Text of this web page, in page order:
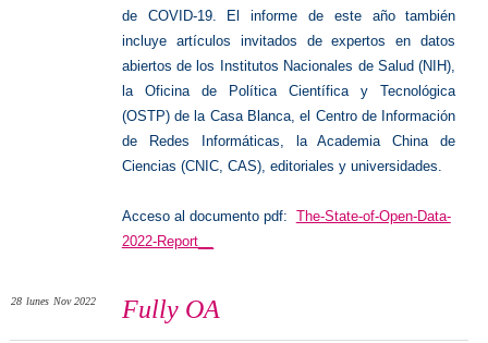
de COVID-19.
El informe de este año también
incluye artículos invitados de expertos en datos
abiertos de los Institutos Nacionales de Salud (NIH),
la Oficina de Política Científica y Tecnológica
(OSTP) de la Casa Blanca, el Centro de Información
de Redes Informáticas, la Academia China de
Ciencias (CNIC, CAS), editoriales y universidades.
Acceso al documento pdf: The-State-of-Open-Data-
2022-Report__
Fully OA
28 lunes Nov 2022